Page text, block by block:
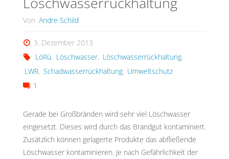
Von Andre Schild
3. Dezember 2013
LöRü, Löschwasser, Löschwasserrückhaltung,
LWR, Schadwasserrückhaltung, Umweltschutz
1
Gerade bei Großbränden wird sehr viel Löschwasser
eingesetzt. Dieses wird durch das Brandgut kontaminiert.
Zusätzlich können gelagerte Produkte das abfließende
Löschwasser kontaminieren. Je nach Gefährlichkeit der